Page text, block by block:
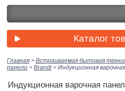
Каталог
Главная > Встраиваемая бытовая
панели > Brandt> Индукционная
Индукционная варочная